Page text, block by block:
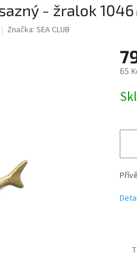
- žralok 1046
Značka: SEA CLUB
65